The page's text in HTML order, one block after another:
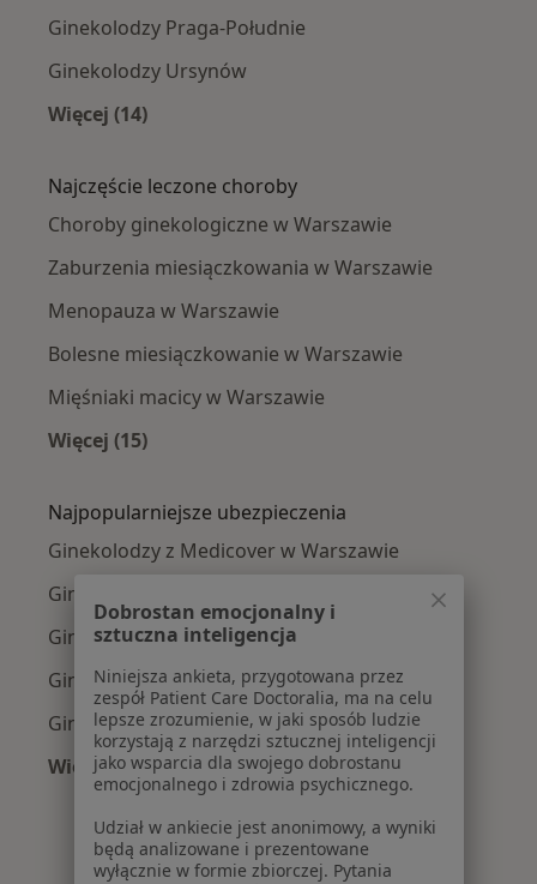
Ginekolodzy Praga-Południe
Ginekolodzy Ursynów
Więcej (14)
Najczęście leczone choroby
Choroby ginekologiczne w Warszawie
Zaburzenia miesiączkowania w Warszawie
Menopauza w Warszawie
Bolesne miesiączkowanie w Warszawie
Mięśniaki macicy w Warszawie
Więcej (15)
Najpopularniejsze ubezpieczenia
Ginekolodzy z Medicover w Warszawie
Ginekolodzy z Allianz w Warszawie
Ginekolodzy z INTER Polska w Warszawie
Ginekolodzy z Signal Iduna w Warszawie
Ginekolodzy z Compensa w Warszawie
Więcej (14)
Więcej w kategorii: Najpopularniejsze
Dobrostan emocjonalny i
sztuczna inteligencja
Niniejsza ankieta, przygotowana przez
zespół Patient Care Doctoralia, ma na celu
lepsze zrozumienie, w jaki sposób ludzie
korzystają z narzędzi sztucznej inteligencji
jako wsparcia dla swojego dobrostanu
emocjonalnego i zdrowia psychicznego.
Udział w ankiecie jest anonimowy, a wyniki
będą analizowane i prezentowane
wyłącznie w formie zbiorczej. Pytania